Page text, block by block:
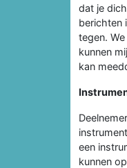
dat je
berichten
tegen.
kunnen
kan
een
kunnen